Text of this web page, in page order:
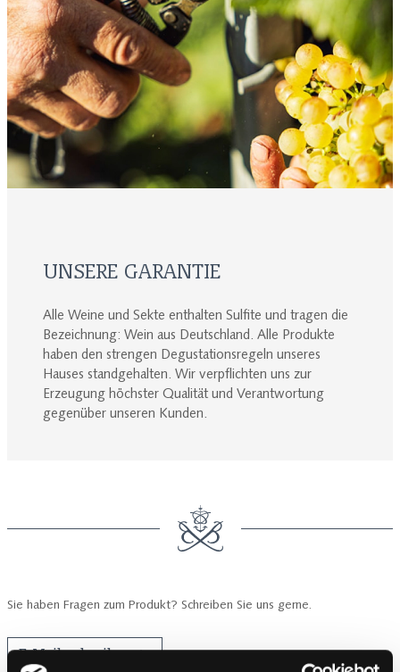
UNSERE GARANTIE
Alle Weine und Sekte enthalten Sulfite und tragen die
Bezeichnung: Wein aus Deutschland. Alle Produkte
haben den strengen Degustationsregeln unseres
Hauses standgehalten. Wir verpflichten uns zur
Erzeugung höchster Qualität und Verantwortung
gegenüber unseren Kunden.
Sie haben Fragen zum Produkt? Schreiben Sie uns gerne.
E-Mail schreiben